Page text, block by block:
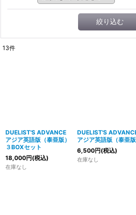
絞り込む
13件
DUELIST'S ADVANCE
アジア英語版（泰亜版）
３BOXセット
18,000円(税込)
在庫なし
DUELIST'S
アジア英語版（泰亜版
6,500円(税込)
在庫なし